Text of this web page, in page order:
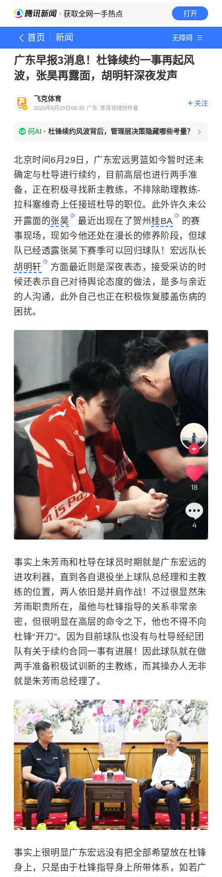
· 获取全网一手热点 打开
首页 新闻 无障碍
广东早报3消息！杜锋续约一事再起风
波，张昊再露面，胡明轩深夜发声
飞克体育
2026年6月29日08:30 广东 体育领域创作者
关注
问AI · 杜锋续约风波背后，管理层决策隐藏哪些考量？
北京时间6月29日，广东宏远男篮如今暂时还未
确定与杜导进行续约，目前高层也进行两手准
备，正在积极寻找新主教练，不排除助理教练-
拉科塞维奇上任接班杜导的职位。此外许久未公
开露面的张昊 最近出现在了贺州 桂BA
的赛
事现场，现如今他还处在漫长的修养阶段，但球
队已经透露张昊下赛季可以回归球队！宏远队长
胡明轩
方面最近则是深夜表态，接受采访的时
候还表示自己对待舆论态度的做法，是多与亲近
的人沟通，此外自己也正在积极恢复膝盖伤病的
困扰。
事实上朱芳雨和杜导在球员时期就是广东宏远的
进攻利器，直到各自退役坐上球队总经理和主教
练的位置，两人依旧是并肩作战！不过很显然朱
芳雨职责所在，虽他与杜锋指导的关系非常亲
密，但很明显在高层的命令之下，他也不得不向
杜锋“开刀”。因为目前球队也没有与杜导经纪团
队有关于续约合同一事有进展！因此球队就在做
两手准备积极试训新的主教练，而其操办人无非
就是朱芳雨总经理了。
事实上很明显广东宏远没有把全部希望放在杜锋
身上，只是由于杜锋指导身上所带体系，如若广